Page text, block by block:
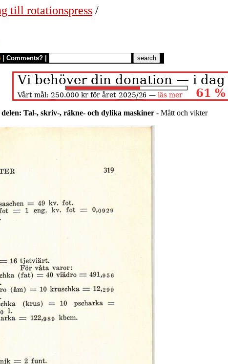
till rotationspress /
Comments?
Tal-, skriv-, räkne- och dylika maskiner - Mått och vikter